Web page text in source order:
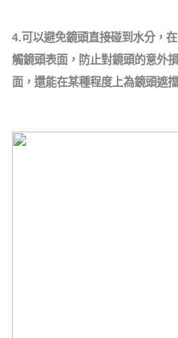
4.可以避免鏡頭直接碰到水分，
觸鏡頭表面，防止對鏡頭的意外
面，還能在某種程度上為鏡頭遮